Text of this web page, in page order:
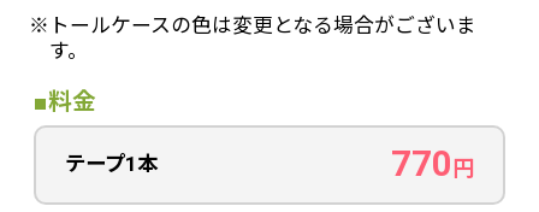
※トールケースの色は変更となる場合がございま
す。
■料金
テープ1本 770円